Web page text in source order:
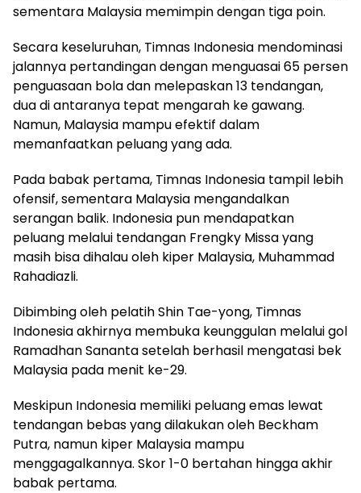
sementara Malaysia memimpin dengan tiga poin.
Secara keseluruhan, Timnas Indonesia mendominasi
jalannya pertandingan dengan menguasai 65 persen
penguasaan bola dan melepaskan 13 tendangan,
dua di antaranya tepat mengarah ke gawang.
Namun, Malaysia mampu efektif dalam
memanfaatkan peluang yang ada.
Pada babak pertama, Timnas Indonesia tampil lebih
ofensif, sementara Malaysia mengandalkan
serangan balik. Indonesia pun mendapatkan
peluang melalui tendangan Frengky Missa yang
masih bisa dihalau oleh kiper Malaysia, Muhammad
Rahadiazli.
Dibimbing oleh pelatih Shin Tae-yong, Timnas
Indonesia akhirnya membuka keunggulan melalui gol
Ramadhan Sananta setelah berhasil mengatasi bek
Malaysia pada menit ke-29.
Meskipun Indonesia memiliki peluang emas lewat
tendangan bebas yang dilakukan oleh Beckham
Putra, namun kiper Malaysia mampu
menggagalkannya. Skor 1-0 bertahan hingga akhir
babak pertama.